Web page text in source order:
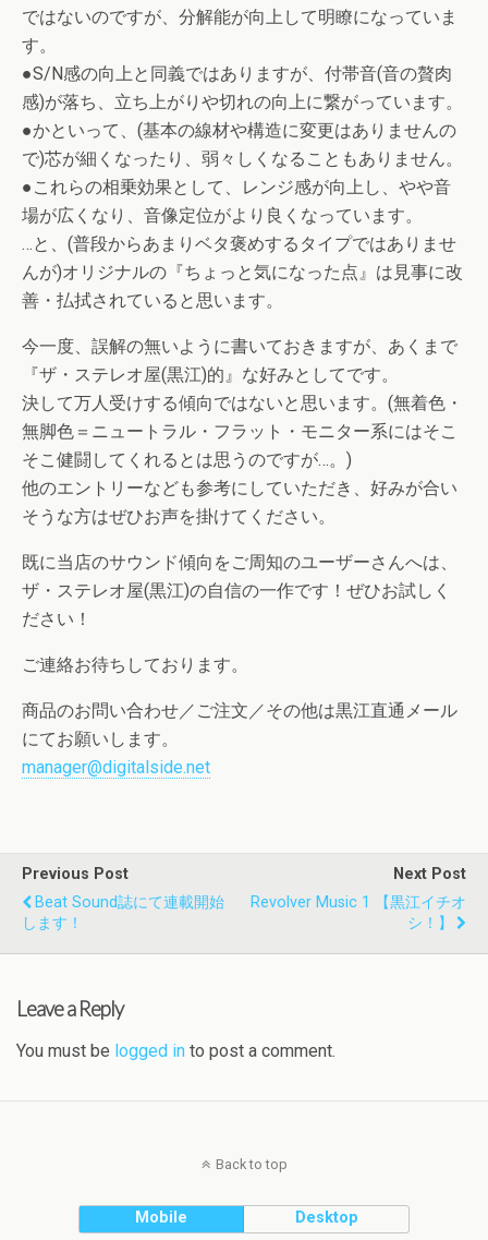
ではないのですが、分解能が向上して明瞭になっていま
す。
●S/N感の向上と同義ではありますが、付帯音(音の贅肉
感)が落ち、立ち上がりや切れの向上に繋がっています。
●かといって、(基本の線材や構造に変更はありませんの
で)芯が細くなったり、弱々しくなることもありません。
●これらの相乗効果として、レンジ感が向上し、やや音
場が広くなり、音像定位がより良くなっています。
…と、(普段からあまりベタ褒めするタイプではありませ
んが)オリジナルの『ちょっと気になった点』は見事に改
善・払拭されていると思います。
今一度、誤解の無いように書いておきますが、あくまで
『ザ・ステレオ屋(黒江)的』な好みとしてです。
決して万人受けする傾向ではないと思います。(無着色・
無脚色＝ニュートラル・フラット・モニター系にはそこ
そこ健闘してくれるとは思うのですが…。)
他のエントリーなども参考にしていただき、好みが合い
そうな方はぜひお声を掛けてください。
既に当店のサウンド傾向をご周知のユーザーさんへは、
ザ・ステレオ屋(黒江)の自信の一作です！ぜひお試しく
ださい！
ご連絡お待ちしております。
商品のお問い合わせ／ご注文／その他は黒江直通メール
にてお願いします。
manager@digitalside.net
Previous Post
Beat Sound誌にて連載開始
します！
Next Post
Revolver Music 1 【黒江イチオ
シ！】
Leave a Reply
You must be logged in to post a comment.
Back to top
Mobile Desktop